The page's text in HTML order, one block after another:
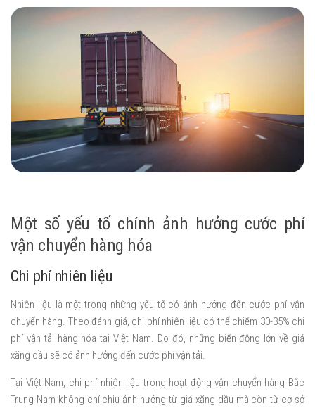
Một số yếu tố chính ảnh hưởng cước phí
vận chuyển hàng hóa
Chi phí nhiên liệu
Nhiên liệu là một trong những yếu tố có ảnh hưởng đến cước phí vận
chuyển hàng. Theo đánh giá, chi phí nhiên liệu có thể chiếm 30-35% chi
phí vận tải hàng hóa tại Việt Nam. Do đó, những biến động lớn về giá
xăng dầu sẽ có ảnh hưởng đến cước phí vận tải.
Tại Việt Nam, chi phí nhiên liệu trong hoạt động vận chuyển hàng Bắc
Trung Nam không chỉ chịu ảnh hưởng từ giá xăng dầu mà còn từ cơ sở